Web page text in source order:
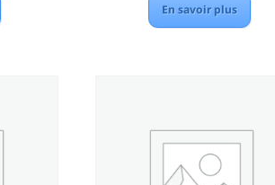
En savoir plus